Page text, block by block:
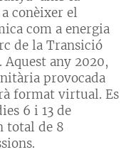
conèixer el
com a energia
de la Transició
any 2020,
provocada
format virtual. Es
6 i 13 de
total de 8